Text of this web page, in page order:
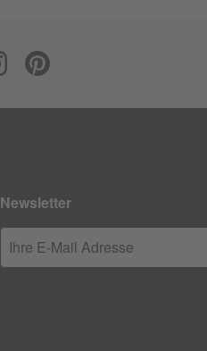
Newsletter
Ihre E-Mail Adresse